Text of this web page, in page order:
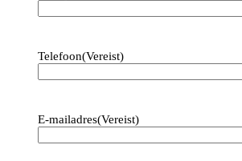
Contact met
Ons doel is om je binnen 24 uur
Telefoon(Vereist)
E-mailadres(Vereist)